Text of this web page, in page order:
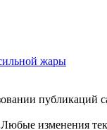
жары
публикаций
изменения